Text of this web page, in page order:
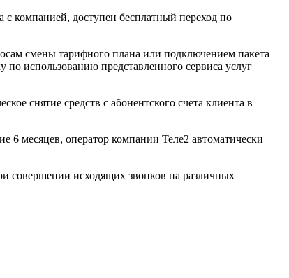
компанией, доступен бесплатный переход по
смены тарифного плана или подключением пакета
использованию представленного сервиса услуг
снятие средств с абонентского счета клиента в
6 месяцев, оператор компании Теле2 автоматически
совершении исходящих звонков на различных